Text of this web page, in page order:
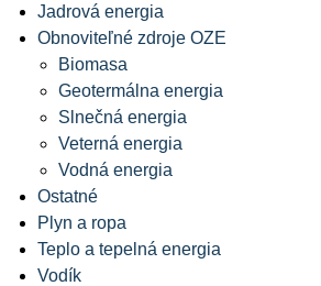
Jadrová energia
Obnoviteľné zdroje OZE
Biomasa
Geotermálna energia
Slnečná energia
Veterná energia
Vodná energia
Ostatné
Plyn a ropa
Teplo a tepelná energia
Vodík